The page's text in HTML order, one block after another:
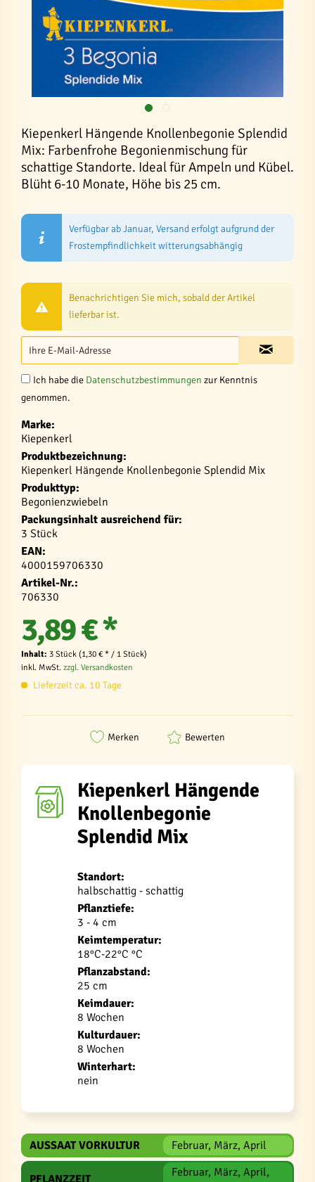
Kiepenkerl Hängende Knollenbegonie Splendid
Mix: Farbenfrohe Begonienmischung für
schattige Standorte. Ideal für Ampeln und Kübel.
Blüht 6-10 Monate, Höhe bis 25 cm.
Verfügbar ab Januar, Versand erfolgt aufgrund der
Frostempfindlichkeit witterungsabhängig
Benachrichtigen Sie mich, sobald der Artikel
lieferbar ist.
Ich habe die Datenschutzbestimmungen zur Kenntnis
genommen.
Marke:
Kiepenkerl
Produktbezeichnung:
Kiepenkerl Hängende Knollenbegonie Splendid Mix
Produkttyp:
Begonienzwiebeln
Packungsinhalt ausreichend für:
3 Stück
EAN:
4000159706330
Artikel-Nr.:
706330
3,89 € *
Inhalt: 3 Stück (1,30 € * / 1 Stück)
inkl. MwSt. zzgl. Versandkosten
Lieferzeit ca. 10 Tage
Merken Bewerten
Kiepenkerl Hängende
Knollenbegonie
Splendid Mix
Standort:
halbschattig - schattig
Pflanztiefe:
3 - 4 cm
Keimtemperatur:
18°C-22°C °C
Pflanzabstand:
25 cm
Keimdauer:
8 Wochen
Kulturdauer:
8 Wochen
Winterhart:
nein
AUSSAAT VORKULTUR Februar, März, April
PFLANZZEIT
Februar, März, April,